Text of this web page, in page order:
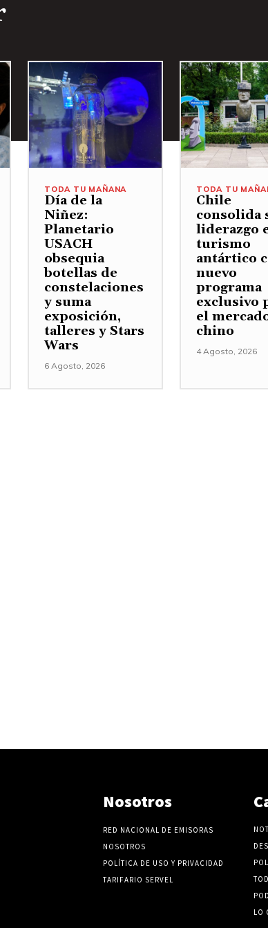
b
a
j
o
p
r
a
a
u
e
n
a
TODA TU MAÑANA
Día de la
Niñez:
Planetario
USACH
obsequia
botellas de
constelaciones
y suma
exposición,
talleres y Stars
Wars
6 Agosto, 2026
TODA TU
Chile
consolida
liderazgo
turismo
antártico
nuevo
programa
exclusivo
el
chino
4 Agosto, 2026
Nosotros
RED NACIONAL DE EMISORAS
NOSOTROS
POLÍTICA DE USO Y PRIVACIDAD
TARIFARIO SERVEL
LO